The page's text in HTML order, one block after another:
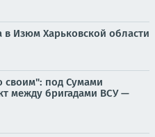
в Изюм Харьковской области
своим": под Сумами
между бригадами ВСУ —